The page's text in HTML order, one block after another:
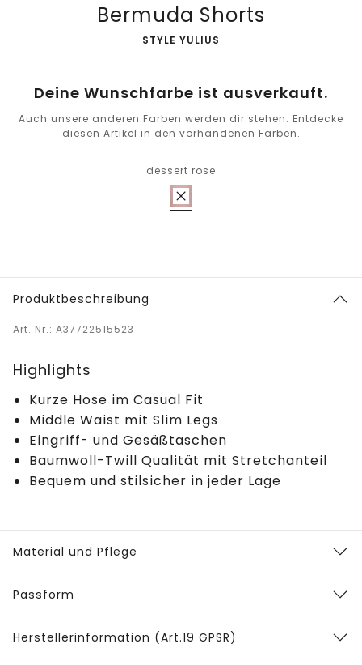
Bermuda Shorts
-
STYLE YULIUS
Deine Wunschfarbe ist ausverkauft.
Auch unsere anderen Farben werden dir stehen. Entdecke
diesen Artikel in den vorhandenen Farben.
dessert rose
Produktbeschreibung
Art. Nr.: A37722515523
Highlights
Kurze Hose im Casual Fit
Middle Waist mit Slim Legs
Eingriff- und Gesäßtaschen
Baumwoll-Twill Qualität mit Stretchanteil
Bequem und stilsicher in jeder Lage
Material und Pflege
Passform
Herstellerinformation (Art.19 GPSR)